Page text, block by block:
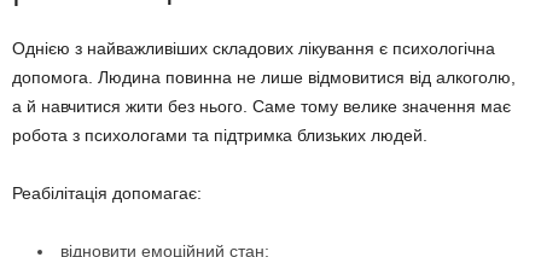
Однією з найважливіших складових лікування є психологічна
допомога. Людина повинна не лише відмовитися від алкоголю,
а й навчитися жити без нього. Саме тому велике значення має
робота з психологами та підтримка близьких людей.
Реабілітація допомагає:
відновити емоційний стан;